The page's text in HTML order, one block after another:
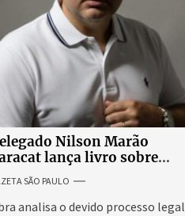
Nilson Marão
lança livro sobre
constitucionais no
penal brasileiro
SÃO PAULO
analisa o devido processo legal